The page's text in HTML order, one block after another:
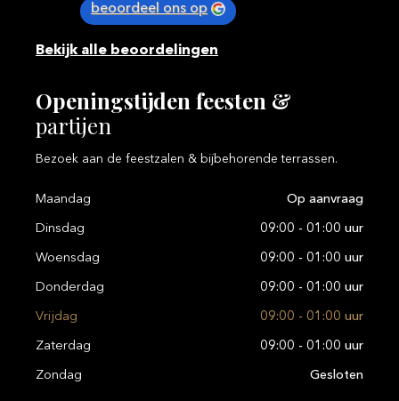
beoordeel ons op
Bekijk alle beoordelingen
Openingstijden feesten &
partijen
Bezoek aan de feestzalen & bijbehorende terrassen.
Maandag Op aanvraag
Dinsdag 09:00 - 01:00 uur
Woensdag 09:00 - 01:00 uur
Donderdag 09:00 - 01:00 uur
Vrijdag 09:00 - 01:00 uur
Zaterdag 09:00 - 01:00 uur
Zondag Gesloten